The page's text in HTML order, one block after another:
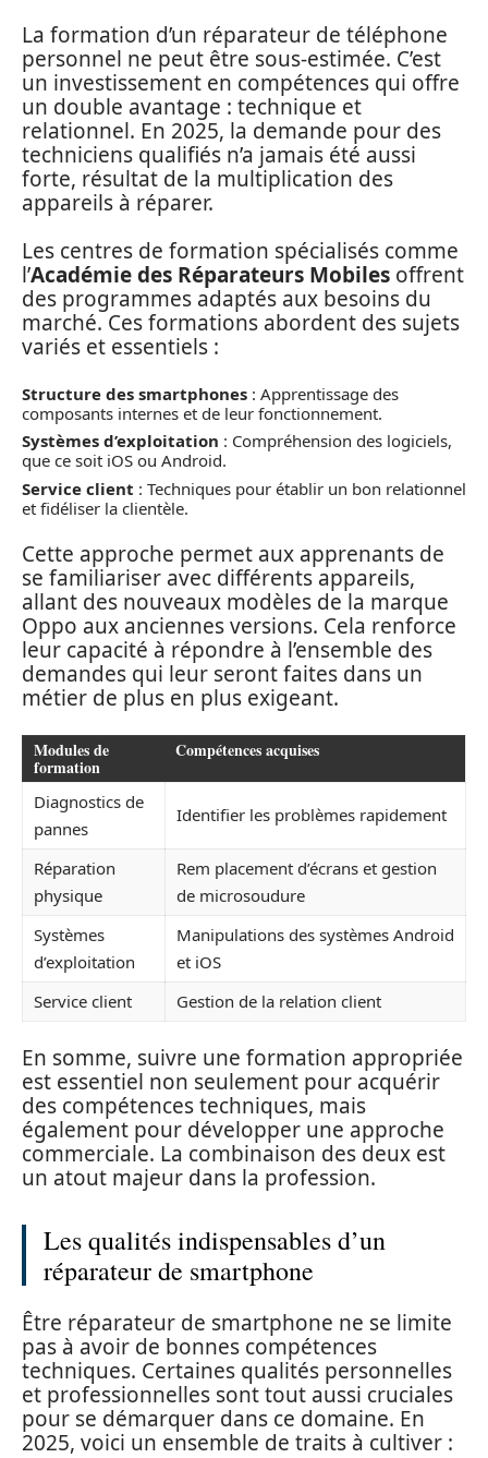
La formation d’un réparateur de téléphone
personnel ne peut être sous-estimée. C’est
un investissement en compétences qui offre
un double avantage : technique et
relationnel. En 2025, la demande pour des
techniciens qualifiés n’a jamais été aussi
forte, résultat de la multiplication des
appareils à réparer.
Les centres de formation spécialisés comme
l’Académie des Réparateurs Mobiles offrent
des programmes adaptés aux besoins du
marché. Ces formations abordent des sujets
variés et essentiels :
Structure des smartphones : Apprentissage des
composants internes et de leur fonctionnement.
Systèmes d’exploitation : Compréhension des logiciels,
que ce soit iOS ou Android.
Service client : Techniques pour établir un bon relationnel
et fidéliser la clientèle.
Cette approche permet aux apprenants de
se familiariser avec différents appareils,
allant des nouveaux modèles de la marque
Oppo aux anciennes versions. Cela renforce
leur capacité à répondre à l’ensemble des
demandes qui leur seront faites dans un
métier de plus en plus exigeant.
Modules de
formation
Compétences acquises
Diagnostics de
pannes
Identifier les problèmes rapidement
Réparation
physique
Rem placement d’écrans et gestion
de microsoudure
Systèmes
d’exploitation
Manipulations des systèmes Android
et iOS
Service client
Gestion de la relation client
En somme, suivre une formation appropriée
est essentiel non seulement pour acquérir
des compétences techniques, mais
également pour développer une approche
commerciale. La combinaison des deux est
un atout majeur dans la profession.
Les qualités indispensables d’un
réparateur de smartphone
Être réparateur de smartphone ne se limite
pas à avoir de bonnes compétences
techniques. Certaines qualités personnelles
et professionnelles sont tout aussi cruciales
pour se démarquer dans ce domaine. En
2025, voici un ensemble de traits à cultiver :